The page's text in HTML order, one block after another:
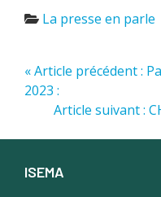
La presse en parle
« Article précédent :
2023 :
Article suivant :
Footer
ISEMA